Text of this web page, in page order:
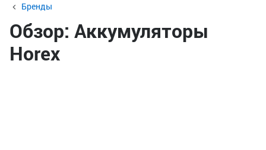
Бренды
Обзор: Аккумуляторы
Horex